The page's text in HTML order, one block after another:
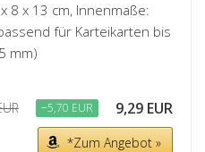
8 x 13 cm, Innenmaße:
für Karteikarten bis
mm)
−5,70 EUR 9,29 EUR
*Zum Angebot »